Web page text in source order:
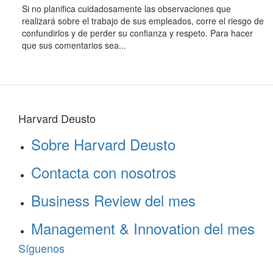
Si no planifica cuidadosamente las observaciones que
realizará sobre el trabajo de sus empleados, corre el riesgo de
confundirlos y de perder su confianza y respeto. Para hacer
que sus comentarios sea...
Harvard Deusto
Sobre Harvard Deusto
Contacta con nosotros
Business Review del mes
Management & Innovation del mes
Síguenos